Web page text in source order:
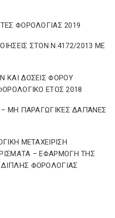
ΦΟΡΟΛΟΓΙΑΣ 2019
ΣΤΟΝ Ν.4172/2013 ΜΕ
ΚΑΙ ΔΟΣΕΙΣ ΦΟΡΟΥ
ΕΤΟΣ 2018
– ΜΗ ΠΑΡΑΓΩΓΙΚΈΣ ΔΑΠΆΝΕΣ
ΜΕΤΑΧΕΙΡΙΣΗ
– ΕΦΑΡΜΟΓΗ ΤΗΣ
ΦΟΡΟΛΟΓΙΑΣ